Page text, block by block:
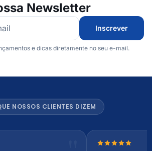
Newsletter
Inscrever
e dicas diretamente no seu e-mail.
NOSSOS CLIENTES DIZEM
Nota 5 de 5